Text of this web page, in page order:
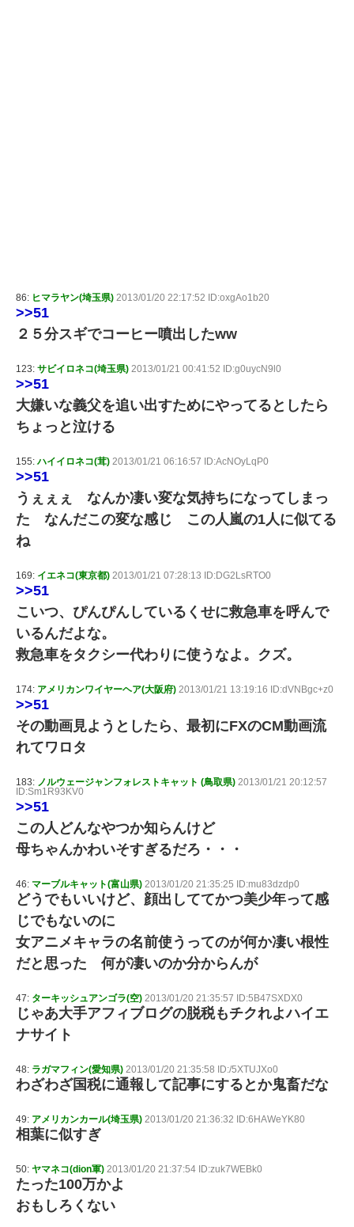
86: ヒマラヤン(埼玉県) 2013/01/20 22:17:52 ID:oxgAo1b20
>>51
２５分スギでコーヒー噴出したww
123: サビイロネコ(埼玉県) 2013/01/21 00:41:52 ID:g0uycN9l0
>>51
大嫌いな義父を追い出すためにやってるとしたら
ちょっと泣ける
155: ハイイロネコ(茸) 2013/01/21 06:16:57 ID:AcNOyLqP0
>>51
うぇぇぇ なんか凄い変な気持ちになってしまっ
た なんだこの変な感じ この人嵐の1人に似てる
ね
169: イエネコ(東京都) 2013/01/21 07:28:13 ID:DG2LsRTO0
>>51
こいつ、ぴんぴんしているくせに救急車を呼んで
いるんだよな。
救急車をタクシー代わりに使うなよ。クズ。
174: アメリカンワイヤーヘア(大阪府) 2013/01/21 13:19:16 ID:dVNBgc+z0
>>51
その動画見ようとしたら、最初にFXのCM動画流
れてワロタ
183: ノルウェージャンフォレストキャット (鳥取県) 2013/01/21 20:12:57
ID:Sm1R93KV0
>>51
この人どんなやつか知らんけど
母ちゃんかわいそすぎるだろ・・・
46: マーブルキャット(富山県) 2013/01/20 21:35:25 ID:mu83dzdp0
どうでもいいけど、顔出しててかつ美少年って感
じでもないのに
女アニメキャラの名前使うってのが何か凄い根性
だと思った 何が凄いのか分からんが
47: ターキッシュアンゴラ(空) 2013/01/20 21:35:57 ID:5B47SXDX0
じゃあ大手アフィブログの脱税もチクれよハイエ
ナサイト
48: ラガマフィン(愛知県) 2013/01/20 21:35:58 ID:/5XTUJXo0
わざわざ国税に通報して記事にするとか鬼畜だな
49: アメリカンカール(埼玉県) 2013/01/20 21:36:32 ID:6HAWeYK80
相葉に似すぎ
50: ヤマネコ(dion軍) 2013/01/20 21:37:54 ID:zuk7WEBk0
たった100万かよ
おもしろくない